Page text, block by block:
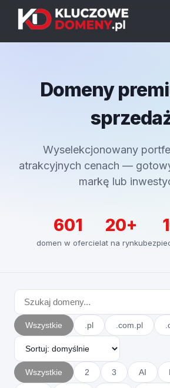
Domeny
Wyselekcjonowany
atrakcyjnych cenach —
markę lub
601
domen w ofercie
20+
lat na rynku
Wszystkie .pl .com.pl
Wszystkie 2 3 AI